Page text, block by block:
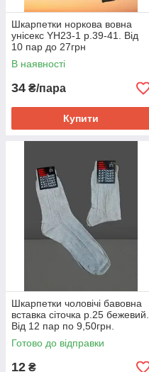
Шкарпетки норкова вовна
унісекс YH23-1 р.39-41. Від
10 пар до 27грн
В наявності
34 ₴/пара
Купити
Шкарпетки чоловічі бавовна
вставка сіточка р.25 бежевий.
Від 12 пар по 9,50грн.
Готово до відправки
12 ₴